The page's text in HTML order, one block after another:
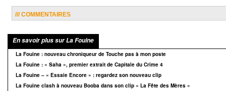
/// COMMENTAIRES
En savoir plus sur La Fouine
La Fouine : nouveau chroniqueur de Touche pas à mon poste
La Fouine : « Saha », premier extrait de Capitale du Crime 4
La Fouine – « Essaie Encore » : regardez son nouveau clip
La Fouine clash à nouveau Booba dans son clip « La Fête des Mères »